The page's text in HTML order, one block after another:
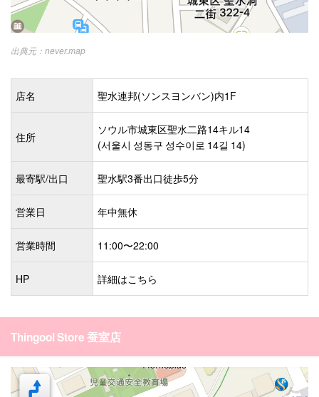
never.map
店名 聖水連邦(ソンスヨンバン)内1F
住所
ソウル市城東区聖水二路14キル14
(서울시 성동구 성수이로 14길 14)
最寄駅/出口 聖水駅3番出口徒歩5分
営業日 年中無休
営業時間 11:00〜22:00
HP 詳細はこちら
Thingool Store 蚕室店